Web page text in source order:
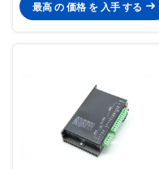
最高 の 価格 を 入手 する